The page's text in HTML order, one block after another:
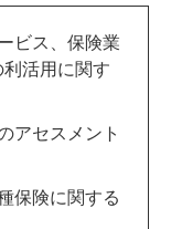
ビス、保険業
活用に関す
アセスメント
保険に関する